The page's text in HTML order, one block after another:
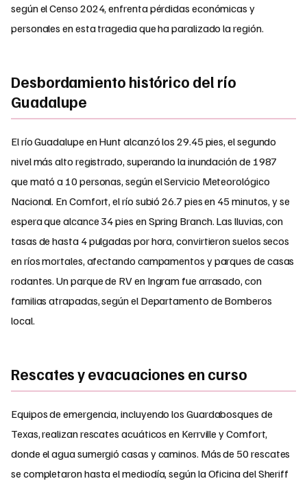
según el Censo 2024, enfrenta pérdidas económicas y
personales en esta tragedia que ha paralizado la región.
Desbordamiento histórico del río
Guadalupe
El río Guadalupe en Hunt alcanzó los 29.45 pies, el segundo
nivel más alto registrado, superando la inundación de 1987
que mató a 10 personas, según el Servicio Meteorológico
Nacional. En Comfort, el río subió 26.7 pies en 45 minutos, y se
espera que alcance 34 pies en Spring Branch. Las lluvias, con
tasas de hasta 4 pulgadas por hora, convirtieron suelos secos
en ríos mortales, afectando campamentos y parques de casas
rodantes. Un parque de RV en Ingram fue arrasado, con
familias atrapadas, según el Departamento de Bomberos
local.
Rescates y evacuaciones en curso
Equipos de emergencia, incluyendo los Guardabosques de
Texas, realizan rescates acuáticos en Kerrville y Comfort,
donde el agua sumergió casas y caminos. Más de 50 rescates
se completaron hasta el mediodía, según la Oficina del Sheriff